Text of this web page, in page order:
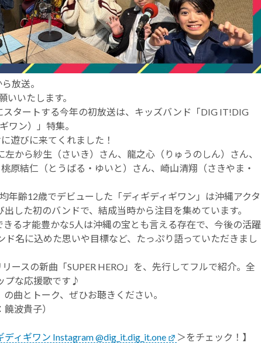
放送。
いいたします。
スタートする今年の初放送は、キッズバンド「DIG IT!DIG
ワン）」特集。
遊びに来てくれました！
から紗生（さいき）さん、龍之心（りゅうのしん）さん、
原結仁（とうばる・ゆいと）さん、崎山清翔（さきやま・
年齢12歳でデビューした「ディギディギワン」は沖縄アクタ
した初のバンドで、結成当時から注目を集めています。
きる才能豊かな5人は沖縄の宝とも言える存在で、今後の活躍
ド名に込めた思いや目標など、たっぷり語っていただきまし
ースの新曲「SUPER HERO」を、先行してフルで紹介。全
プな応援歌です♪
の曲とトーク、ぜひお聴きください。
饒波貴子）
ディギワン Instagram @dig_it.dig_it.one ＞をチェック！】